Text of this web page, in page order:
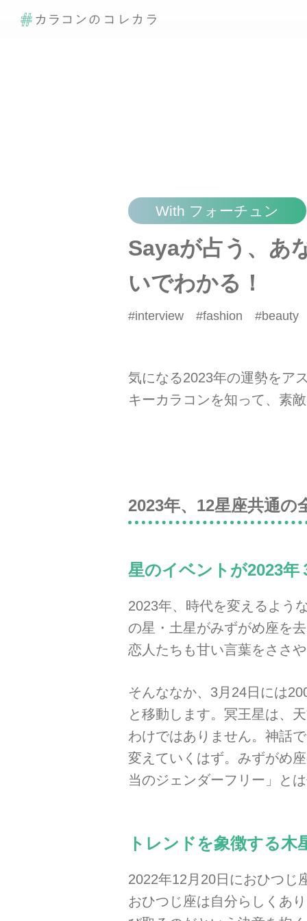
With フォーチュン
Sayaが占う、あ
いでわかる！
#interview #fashion #beauty
気になる2023年の運勢をア
キーカラコンを知って、素
2023年、12星座共通の
星のイベントが2023年
2023年、時代を変えるよう
の星・土星がみずがめ座を
恋人たちも甘い言葉をささ
そんななか、3月24日には
と移動します。冥王星は、
わけではありません。神話
変えていくはず。みずがめ
当のジェンダーフリー」と
トレンドを象徴する
2022年12月20日におひつじ
おひつじ座は自分らしくあ